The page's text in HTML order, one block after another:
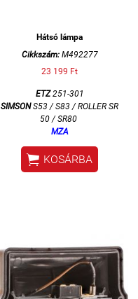
Hátsó lámpa
Cikkszám:M492277
23 199 Ft
ETZ251-301
SIMSONS53 / S83 / ROLLER SR
50 / SR80
MZA
 KOSÁRBA